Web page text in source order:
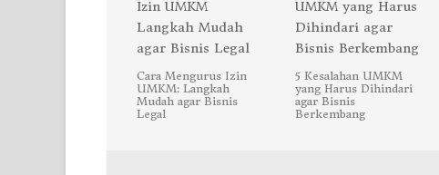
Cara Mengurus Izin
UMKM: Langkah
Mudah agar Bisnis
Legal
5 Kesalahan UMKM
yang Harus Dihindari
agar Bisnis
Berkembang